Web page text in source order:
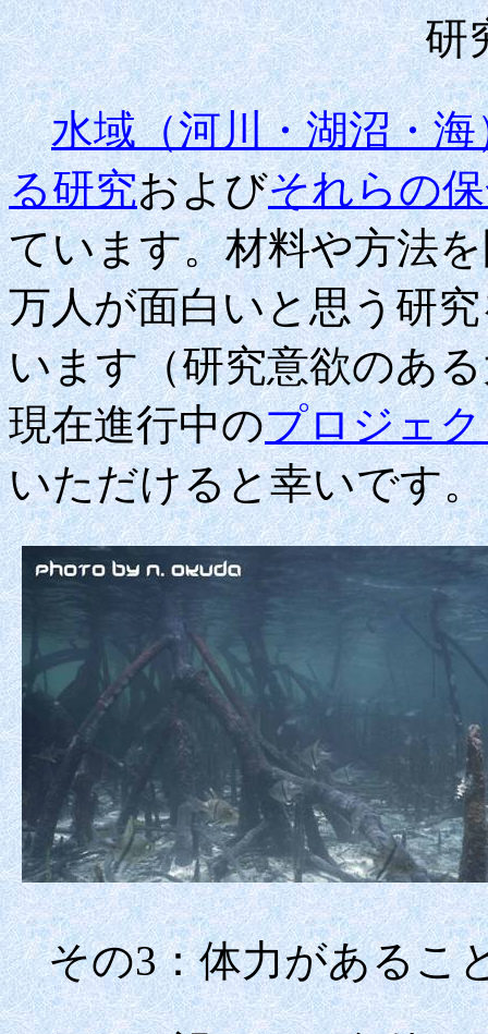
研
水域（河川・湖沼・
る研究およびそれらの
ています。材料や方法
万人が面白いと思う研
います（研究意欲のあ
現在進行中のプロジェ
いただけると幸いです。
その3：体力があるこ